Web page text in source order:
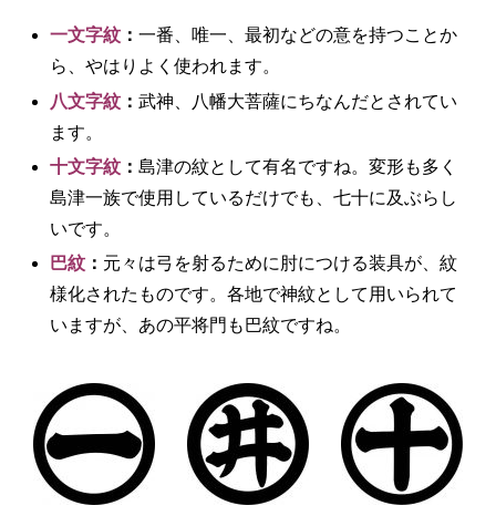
一文字紋 ：一番、唯一、最初などの意を持つことか
ら、やはりよく使われます。
八文字紋 ：武神、八幡大菩薩にちなんだとされてい
ます。
十文字紋 ：島津の紋として有名ですね。変形も多く
島津一族で使用しているだけでも、七十に及ぶらし
いです。
巴紋 ： 元々は弓を射るために肘につける装具が、紋
様化されたものです。各地で神紋として用いられて
いますが、あの平将門も巴紋ですね。